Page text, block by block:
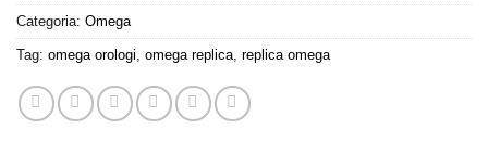
Categoria: Omega
Tag: omega orologi, omega replica, replica omega